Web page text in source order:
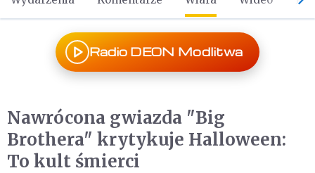
Radio DEON Modlitwa
Nawrócona gwiazda "Big
Brothera" krytykuje Halloween:
To kult śmierci